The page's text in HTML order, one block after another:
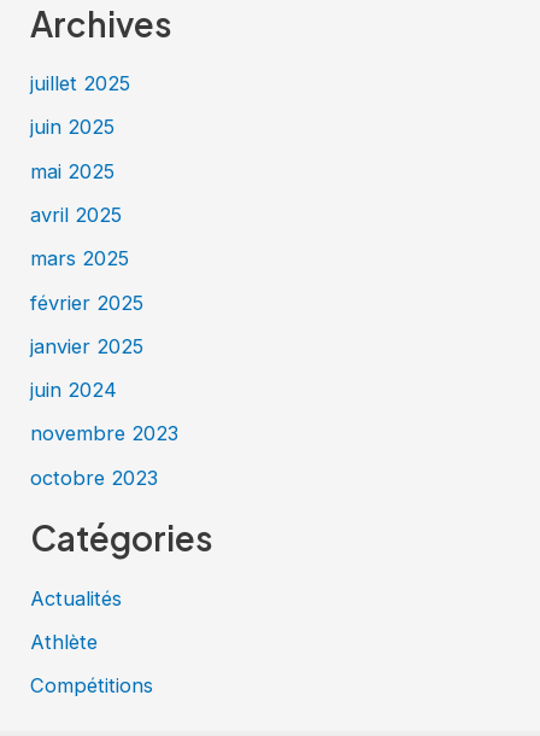
Archives
juillet 2025
juin 2025
mai 2025
avril 2025
mars 2025
février 2025
janvier 2025
juin 2024
novembre 2023
octobre 2023
Catégories
Actualités
Athlète
Compétitions